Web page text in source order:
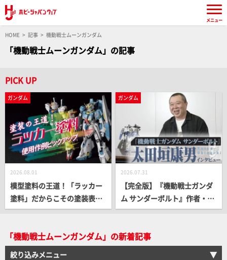
HOME 記事 機動戦士ムーンガンダム
「機動戦士ムーンガンダム」の記事
PICK UP
ガンダム
2026.08.01
模型塗料の王道！「ラッカー
塗料」だからこその塗装表現
をプロモデラー作例とともに
ガンダム
2026.07.31
【完全版】『機動戦士ガンダ
ム サンダーボルト』作者・太
田垣康男インタビュー!! クラ
の心境など語ってもらった！
【HJメカニクス28】
「機動戦士ムーンガンダム」の新着記事
絞り込みメニュー
メニュー